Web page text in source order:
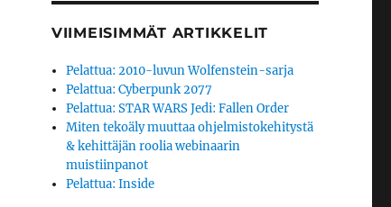
VIIMEISIMMÄT ARTIKKELIT
Pelattua: 2010-luvun Wolfenstein-sarja
Pelattua: Cyberpunk 2077
Pelattua: STAR WARS Jedi: Fallen Order
Miten tekoäly muuttaa ohjelmistokehitystä
& kehittäjän roolia webinaarin
muistiinpanot
Pelattua: Inside